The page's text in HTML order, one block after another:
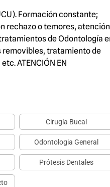
Formación constante;
rechazo o temores, atención
de Odontología
tratamiento de
ATENCIÓN EN
Cirugía Bucal
Odontologia General
Prótesis Dentales